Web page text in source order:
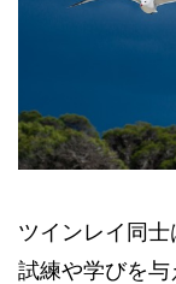
ツインレイ同
試練や学びを